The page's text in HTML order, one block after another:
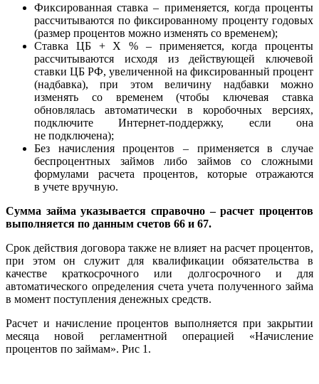
Фиксированная ставка – применяется, когда проценты
рассчитываются по фиксированному проценту годовых
(размер процентов можно изменять со временем);
Ставка ЦБ + Х % – применяется, когда проценты
рассчитываются исходя из действующей ключевой
ставки ЦБ РФ, увеличенной на фиксированный процент
(надбавка), при этом величину надбавки можно
изменять со временем (чтобы ключевая ставка
обновлялась автоматически в коробочных версиях,
подключите Интернет-поддержку, если она
не подключена);
Без начисления процентов – применяется в случае
беспроцентных займов либо займов со сложными
формулами расчета процентов, которые отражаются
в учете вручную.
Сумма займа указывается справочно – расчет процентов
выполняется по данным счетов 66 и 67.
Срок действия договора также не влияет на расчет процентов,
при этом он служит для квалификации обязательства в
качестве краткосрочного или долгосрочного и для
автоматического определения счета учета полученного займа
в момент поступления денежных средств.
Расчет и начисление процентов выполняется при закрытии
месяца новой регламентной операцией «Начисление
процентов по займам». Рис 1.